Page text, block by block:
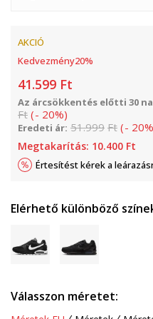
AKCIÓ
Kedvezmény20%
41.599 Ft
Az árcsökkentés előtti 30
Ft (- 20%)
Eredeti ár: 51.999 Ft (- 20%
Megtakarítás: 10.400 Ft
Értesítést kérek a
Elérhető különböző
Válasszon méretet: